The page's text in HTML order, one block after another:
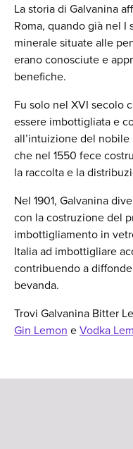
La storia di Galvanina
Roma, quando già nel I
minerale situate alle
erano conosciute e
benefiche.
Fu solo nel XVI secolo
essere imbottigliata e
all’intuizione del
che nel 1550 fece
la raccolta e la
Nel 1901, Galvanina
con la costruzione del
imbottigliamento in
Italia ad imbottigliare
contribuendo a
bevanda.
Trovi Galvanina Bitter
Gin Lemon eVodka